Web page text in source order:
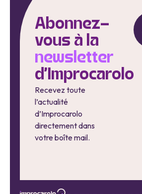
Abonnez-
vous à la
newsletter
d'Improcarolo
Recevez toute
l’actualité
d’Improcarolo
directement dans
votre boîte mail.